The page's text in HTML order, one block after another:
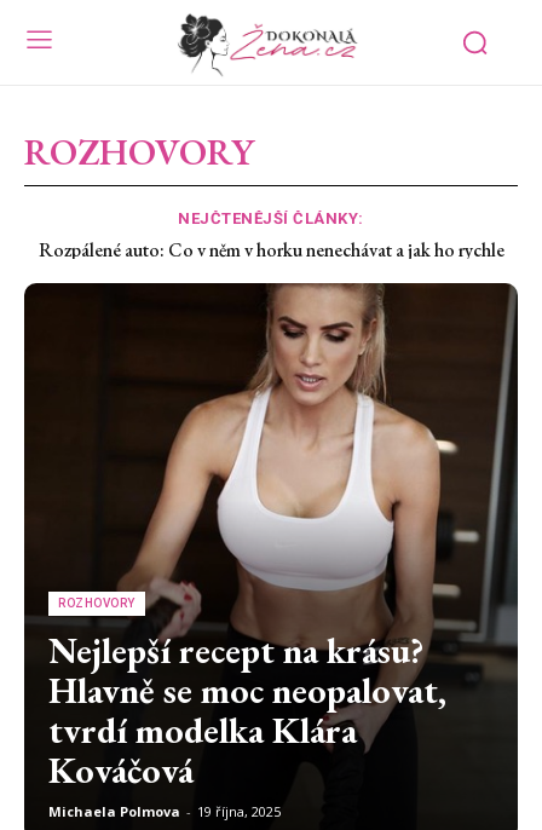
ROZHOVORY
NEJČTENĚJŠÍ ČLÁNKY:
Suché oči z klimatizace: Proč pálí a co jim rychle uleví
ROZHOVORY
Nejlepší recept na krásu?
Hlavně se moc neopalovat,
tvrdí modelka Klára
Kováčová
Michaela Polmova - 19 října, 2025